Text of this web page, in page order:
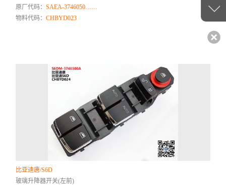
原厂代码：SAEA-3746050……
物料代码：CHBYD023
比亚迪唐/S6D
玻璃升降器开关(左前)